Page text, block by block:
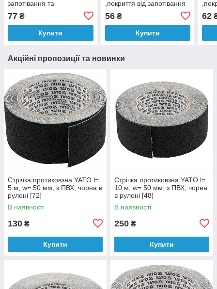
запотівання та
77 ₴
Купити
,покриття від запотівання
та подряпин,відкриті (72)
56₴
Купити
62
Акційні пропозиції та новинки
Стрічка протиковзна YATO l=
5 м, w= 50 мм, з ПВХ, чорна в
рулоні [72]
В наявності
130 ₴
Купити
Стрічка протиковзна YATO l=
10 м, w= 50 мм, з ПВХ, чорна
в рулоні [48]
В наявності
250 ₴
Купити